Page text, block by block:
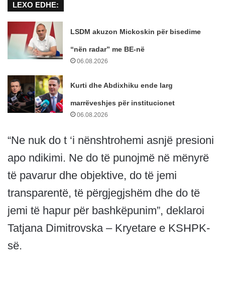
LEXO EDHE:
LSDM akuzon Mickoskin për bisedime
“nën radar” me BE-në
06.08.2026
Kurti dhe Abdixhiku ende larg
marrëveshjes për institucionet
06.08.2026
“Ne nuk do t ‘i nënshtrohemi asnjë presioni
apo ndikimi. Ne do të punojmë në mënyrë
të pavarur dhe objektive, do të jemi
transparentë, të përgjegjshëm dhe do të
jemi të hapur për bashkëpunim”, deklaroi
Tatjana Dimitrovska – Kryetare e KSHPK-
së.